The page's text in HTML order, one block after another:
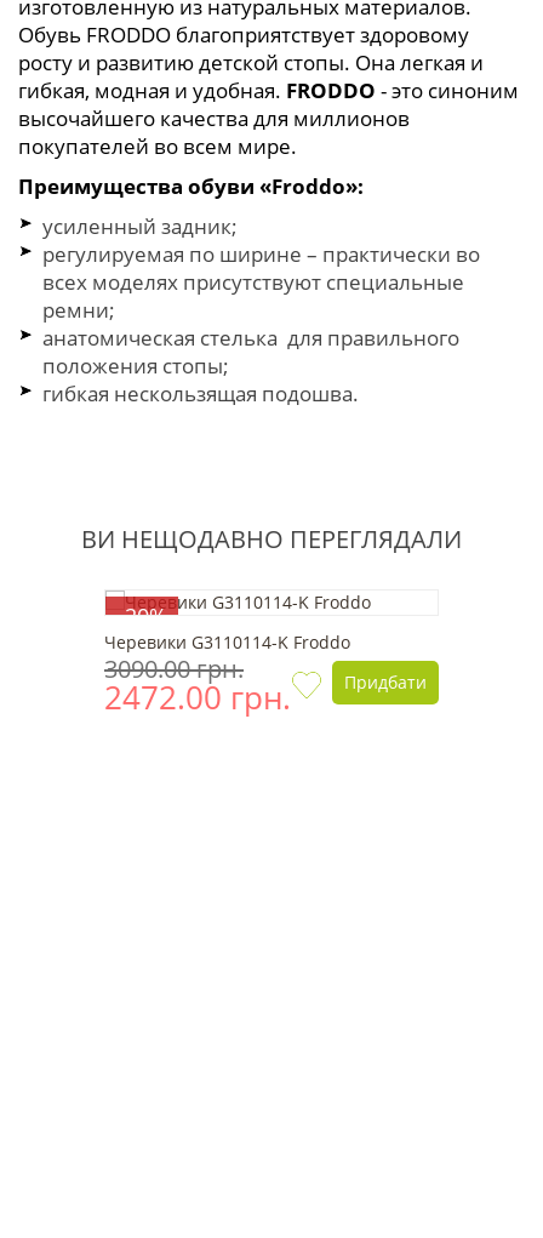
изготовленную из натуральных материалов.
Обувь FRODDO благоприятствует здоровому
росту и развитию детской стопы. Она легкая и
гибкая, модная и удобная. FRODDO - это синоним
высочайшего качества для миллионов
покупателей во всем мире.
Преимущества обуви «Froddo»:
усиленный задник;
регулируемая по ширине – практически во
всех моделях присутствуют специальные
ремни;
анатомическая стелька для правильного
положения стопы;
гибкая нескользящая подошва.
ВИ НЕЩОДАВНО ПЕРЕГЛЯДАЛИ
-20%
Черевики G3110114-K Froddo
3090.00 грн.
2472.00 грн. Придбати